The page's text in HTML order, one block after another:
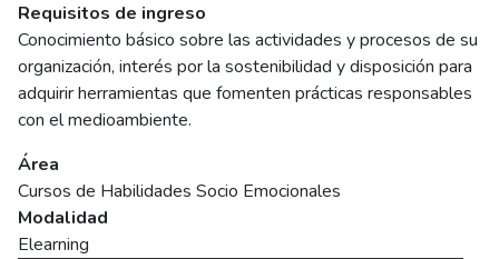
Requisitos de ingreso
Conocimiento básico sobre las actividades y procesos de su
organización, interés por la sostenibilidad y disposición para
adquirir herramientas que fomenten prácticas responsables
con el medioambiente.
Área
Cursos de Habilidades Socio Emocionales
Modalidad
Elearning